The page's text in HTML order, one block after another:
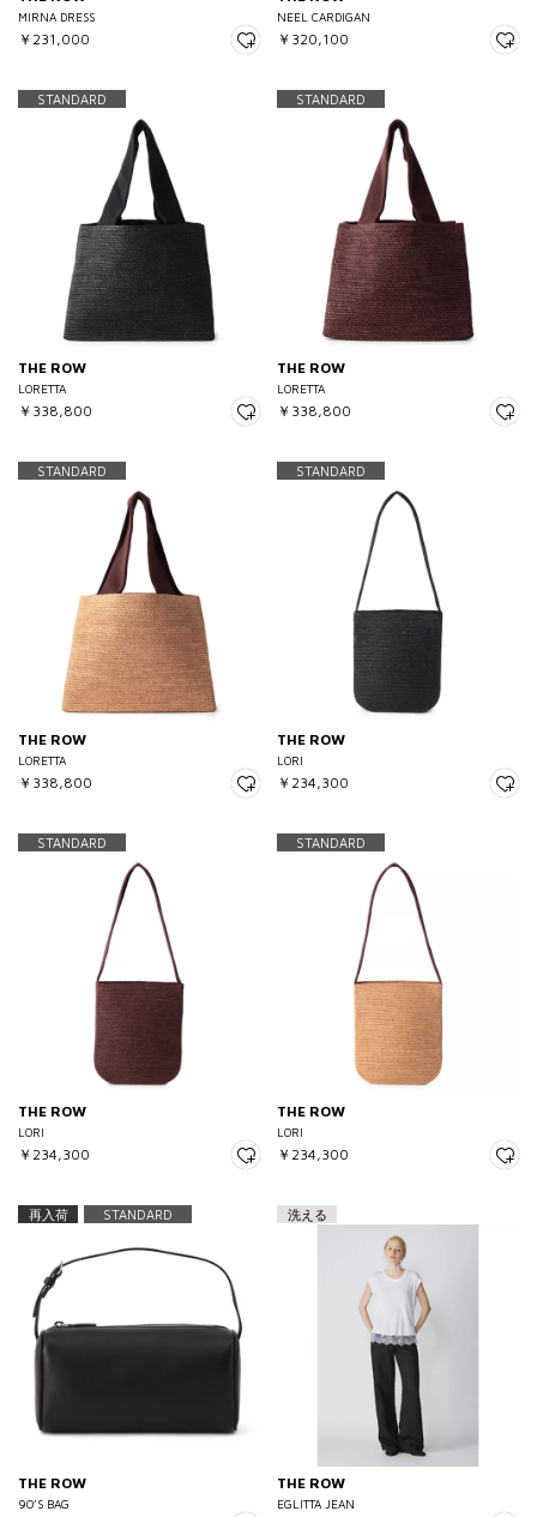
MIRNA DRESS
￥231,000
NEEL CARDIGAN
￥320,100
STANDARD
THE ROW
LORETTA
￥338,800
STANDARD
THE ROW
LORETTA
￥338,800
STANDARD
THE ROW
LORETTA
￥338,800
STANDARD
THE ROW
LORI
￥234,300
STANDARD
THE ROW
LORI
￥234,300
STANDARD
THE ROW
LORI
￥234,300
再入荷 STANDARD
THE ROW
90’S BAG
洗える
THE ROW
EGLITTA JEAN